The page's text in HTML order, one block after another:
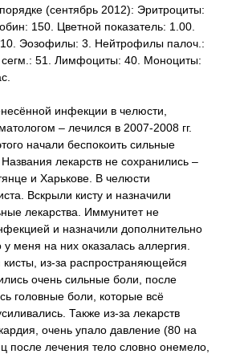
(сентябрь 2012): Эритроциты:
150. Цветной показатель: 1.00.
Эозофилы: 3. Нейтрофилы палоч.:
51. Лимфоциты: 40. Моноциты:
инфекции в челюсти,
– лечился в 2007-2008 гг.
начали беспокоить сильные
лекарств не сохранились –
и Харькове. В челюсти
Вскрыли кисту и назначили
лекарства. Иммунитет не
и назначили дополнительно
у меня на них оказалась аллергия.
кисты, из-за распространяющейся
очень сильные боли, после
головные боли, которые всё
Также из-за лекарств
очень упало давление (80 на
после лечения тело словно онемело,